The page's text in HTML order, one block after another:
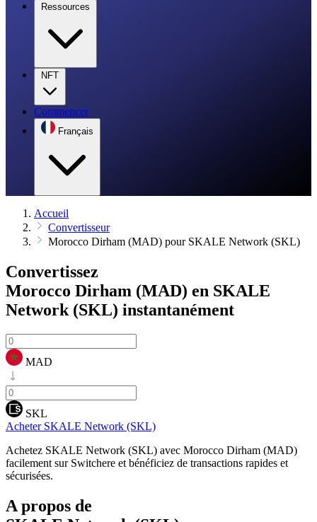
Ressources
NFT
Commencer
Français
Accueil
Convertisseur
Morocco Dirham (MAD) pour SKALE Network (SKL)
Convertissez
Morocco Dirham (MAD) en SKALE
Network (SKL) instantanément
MAD
SKL
Acheter SKALE Network (SKL)
Achetez SKALE Network (SKL) avec Morocco Dirham (MAD)
facilement sur Switchere et bénéficiez de transactions rapides et
sécurisées.
A propos de